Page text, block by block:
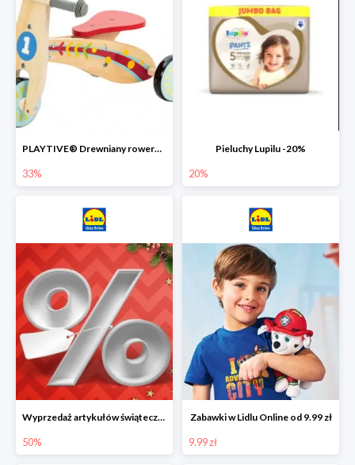
PLAYTIVE® Drewniany rowerek biegowy -33%
33%
Pieluchy Lupilu -20%
20%
Wyprzedaż artykułów świątecznych w Lidlu Online
50%
Zabawki w Lidlu Online od 9.99 zł
9.99 zł